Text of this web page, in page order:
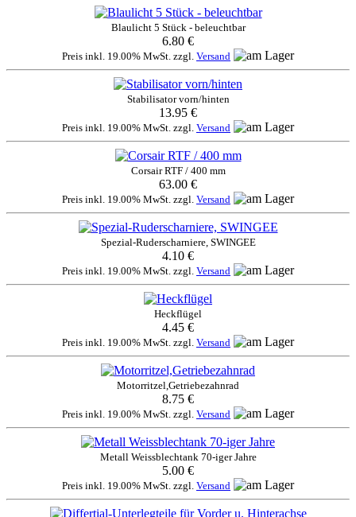
Blaulicht 5 Stück - beleuchtbar
6.80 €
Preis inkl. 19.00% MwSt. zzgl. Versand
Stabilisator vorn/hinten
13.95 €
Preis inkl. 19.00% MwSt. zzgl. Versand
Corsair RTF / 400 mm
63.00 €
Preis inkl. 19.00% MwSt. zzgl. Versand
Spezial-Ruderscharniere, SWINGEE
4.10 €
Preis inkl. 19.00% MwSt. zzgl. Versand
Heckflügel
4.45 €
Preis inkl. 19.00% MwSt. zzgl. Versand
Motorritzel,Getriebezahnrad
8.75 €
Preis inkl. 19.00% MwSt. zzgl. Versand
Metall Weissblechtank 70-iger Jahre
5.00 €
Preis inkl. 19.00% MwSt. zzgl. Versand